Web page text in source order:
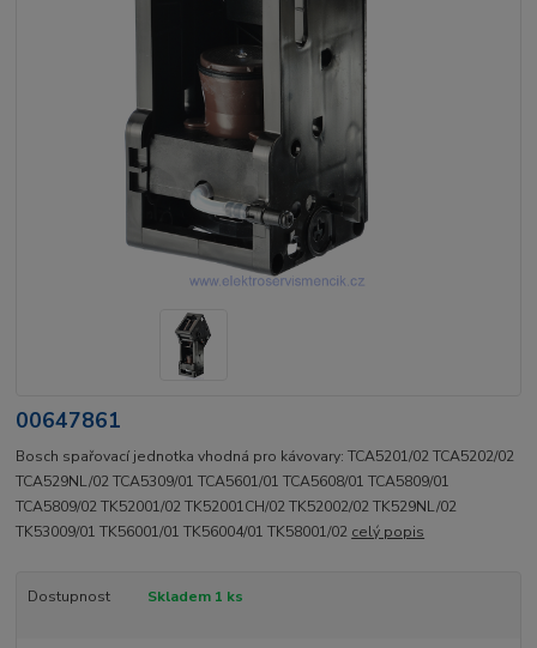
00647861
Bosch spařovací jednotka vhodná pro kávovary: TCA5201/02 TCA5202/02
TCA529NL/02 TCA5309/01 TCA5601/01 TCA5608/01 TCA5809/01
TCA5809/02 TK52001/02 TK52001CH/02 TK52002/02 TK529NL/02
TK53009/01 TK56001/01 TK56004/01 TK58001/02 celý popis
Dostupnost Skladem 1 ks